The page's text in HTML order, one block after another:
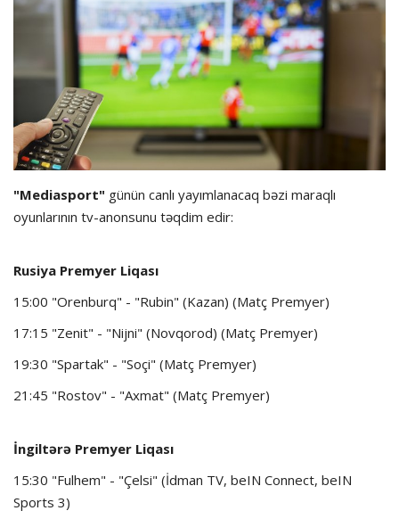
Dünya futbolu
Olimpiada
Layihə
Formula 1
İdman növləri
"Mediasport" günün canlı yayımlanacaq bəzi maraqlı
oyunlarının tv-anonsunu təqdim edir:
Rusiya Premyer Liqası
15:00 "Orenburq" - "Rubin" (Kazan) (Matç Premyer)
17:15 "Zenit" - "Nijni" (Novqorod) (Matç Premyer)
19:30 "Spartak" - "Soçi" (Matç Premyer)
21:45 "Rostov" - "Axmat" (Matç Premyer)
İngiltərə Premyer Liqası
15:30 "Fulhem" - "Çelsi" (İdman TV, beIN Connect, beIN
Sports 3)